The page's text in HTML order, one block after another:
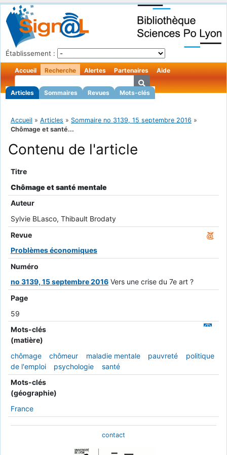
Établissement :
Accueil Recherche
Articles Sommaires Revues Mots-clés
Alertes Partenaires Aide
Accueil » Articles » Sommaire no 3139, 15 septembre 2016 »
Chômage et santé...
Contenu de l'article
Titre
Chômage et santé mentale
Auteur
Sylvie BLasco, Thibault Brodaty
Revue
Problèmes économiques
Numéro
no 3139, 15 septembre 2016 Vers une crise du 7e art ?
Page
59
Mots-clés
(matière)
chômage
chômeur maladie mentale pauvreté
politique
de l'emploi
psychologie
santé
Mots-clés
(géographie)
France
contact